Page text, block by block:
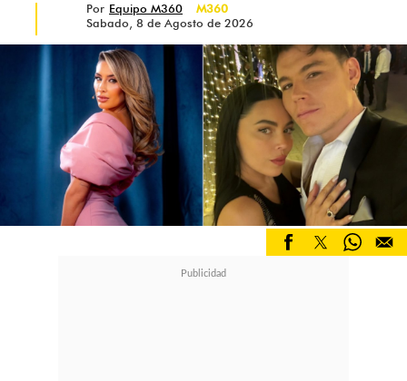
Por Equipo M360
M360
Sabado, 8 de Agosto de 2026